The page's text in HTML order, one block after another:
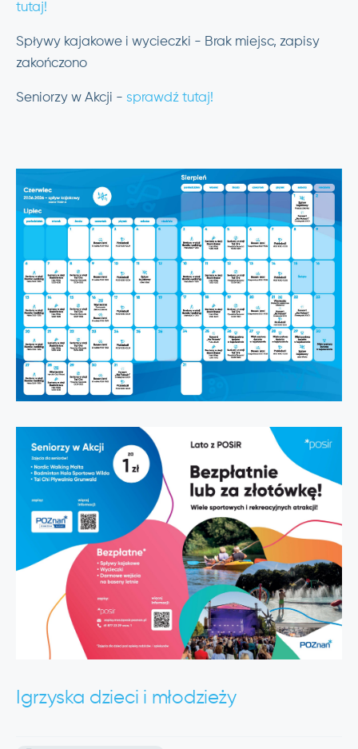
tutaj!
Spływy kajakowe i wycieczki - Brak miejsc, zapisy
zakończono
Seniorzy w Akcji - sprawdź tutaj!
Igrzyska dzieci i młodzieży